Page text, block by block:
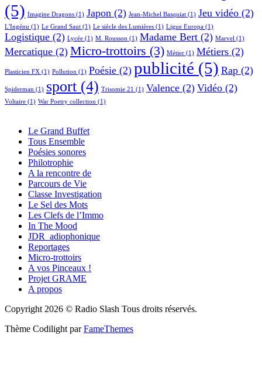
(5) Imagine Dragons (1) Japon (2) Jean-Michel Basquiat (1) Jeu vidéo (2)
L'Ingénu (1) Le Grand Saut (1) Le siècle des Lumières (1) Ligue Europa (1)
Logistique (2) Lycée (1) M. Rousson (1) Madame Bert (2) Marvel (1)
Mercatique (2) Micro-trottoirs (3) Métier (1) Métiers (2)
Plasticien FX (1) Pollution (1) Poésie (2) publicité (5) Rap (2)
Spiderman (1) sport (4) Trisomie 21 (1) Valence (2) Vidéo (2)
Voltaire (1) War Poetry collection (1)
Le Grand Buffet
Tous Ensemble
Poésies sonores
Philotrophie
A la rencontre de
Parcours de Vie
Classe Investigation
Le Sel des Mots
Les Clefs de l’Immo
In The Mood
JDR_adiophonique
Reportages
Micro-trottoirs
A vos Pinceaux !
Projet GRAME
A propos
Copyright 2026 © Radio Slash Tous droits réservés.
Thème Codilight parFameThemes